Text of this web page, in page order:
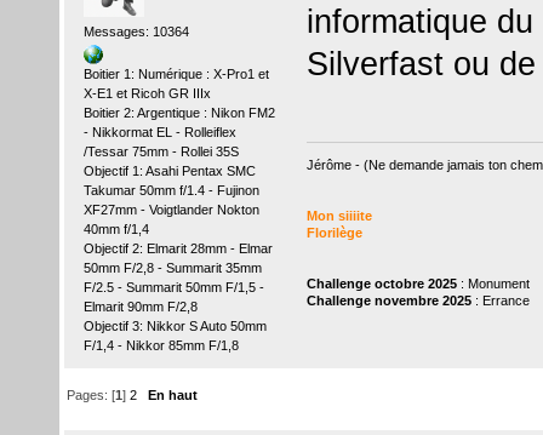
Messages: 10364
Boitier 1: Numérique : X-Pro1 et
X-E1 et Ricoh GR IIIx
Boitier 2: Argentique : Nikon FM2
- Nikkormat EL - Rolleiflex
/Tessar 75mm - Rollei 35S
Objectif 1: Asahi Pentax SMC
Takumar 50mm f/1.4 - Fujinon
XF27mm - Voigtlander Nokton
40mm f/1,4
Objectif 2: Elmarit 28mm - Elmar
50mm F/2,8 - Summarit 35mm
F/2.5 - Summarit 50mm F/1,5 -
Elmarit 90mm F/2,8
Objectif 3: Nikkor S Auto 50mm
F/1,4 - Nikkor 85mm F/1,8
informatique
Silverfast ou
Jérôme - (Ne demande jamais ton
Mon siiiite
Florilège
Challenge octobre 2025: Monument
Challenge novembre 2025: Errance
Pages: [1]2 En haut